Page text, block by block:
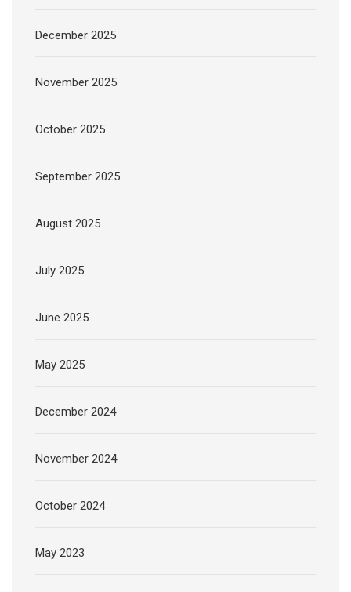
December 2025
November 2025
October 2025
September 2025
August 2025
July 2025
June 2025
May 2025
December 2024
November 2024
October 2024
May 2023